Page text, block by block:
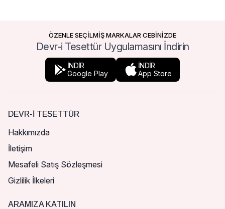
ÖZENLE SEÇİLMİŞ MARKALAR CEBİNİZDE
Devr-i Tesettür Uygulamasını İndirin
İNDİR
Google Play
İNDİR
App Store
DEVR-I TESETTÜR
Hakkımızda
İletişim
Mesafeli Satış Sözleşmesi
Gizlilik İlkeleri
ARAMIZA KATILIN